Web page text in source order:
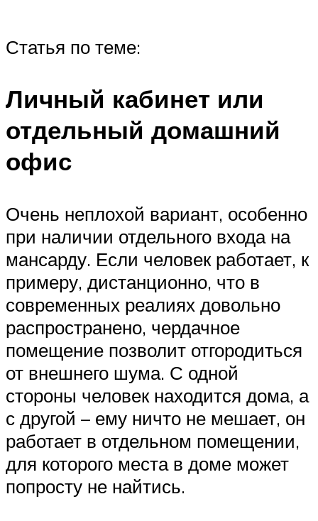
Статья по теме:
Личный кабинет или
отдельный домашний
офис
Очень неплохой вариант, особенно
при наличии отдельного входа на
мансарду. Если человек работает, к
примеру, дистанционно, что в
современных реалиях довольно
распространено, чердачное
помещение позволит отгородиться
от внешнего шума. С одной
стороны человек находится дома, а
с другой – ему ничто не мешает, он
работает в отдельном помещении,
для которого места в доме может
попросту не найтись.